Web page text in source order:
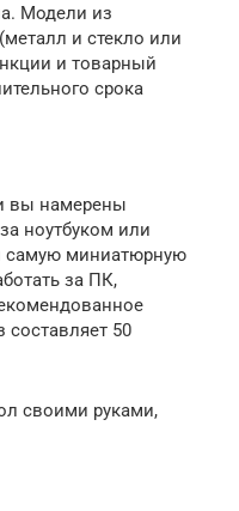
Модели из
и стекло или
и товарный
срока
вы намерены
ноутбуком или
самую миниатюрную
за ПК,
составляет 50
своими руками,